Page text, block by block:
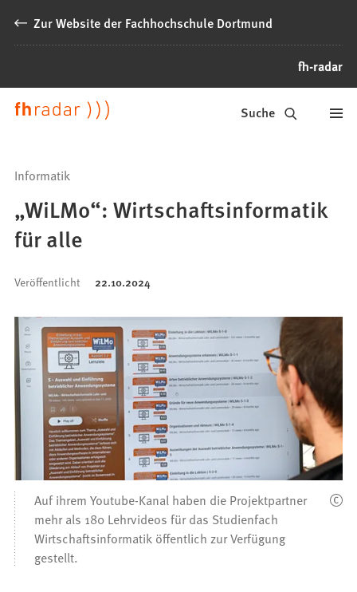
Inhalt anspringen
Zur Website der Fachhochschule Dortmund
fh-radar
News
FH
Dortmund
Suche
Informatik
„WiLMo“: Wirtschaftsinformatik
für alle
Veröffentlicht 22.10.2024
Auf ihrem Youtube-Kanal haben die Projektpartner
mehr als 180 Lehrvideos für das Studienfach
Wirtschaftsinformatik öffentlich zur Verfügung
gestellt.